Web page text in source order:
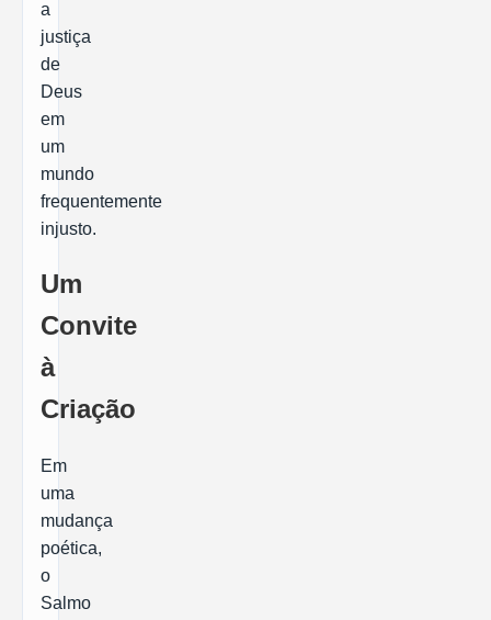
a
justiça
de
Deus
em
um
mundo
frequentemente
injusto.
Um
Convite
à
Criação
Em
uma
mudança
poética,
o
Salmo